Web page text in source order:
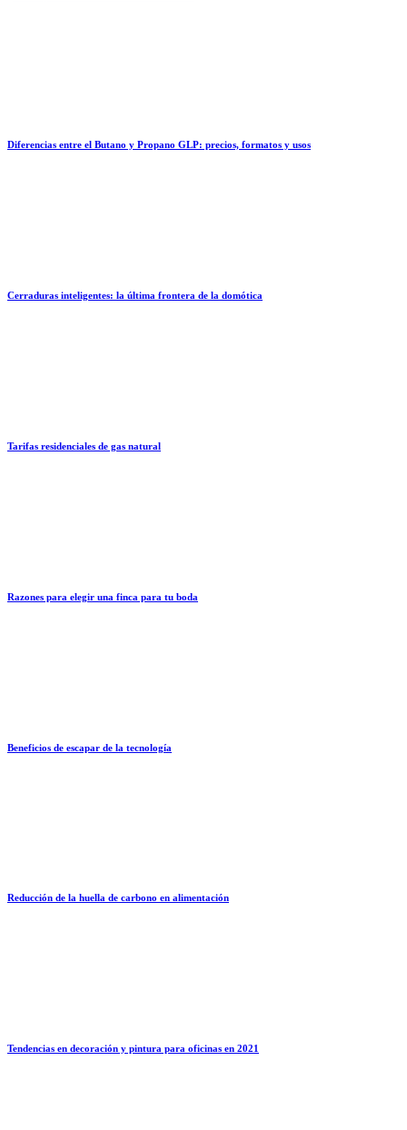
Diferencias entre el Butano y Propano GLP: precios, formatos y usos
Cerraduras inteligentes: la última frontera de la domótica
Tarifas residenciales de gas natural
Razones para elegir una finca para tu boda
Beneficios de escapar de la tecnología
Reducción de la huella de carbono en alimentación
Tendencias en decoración y pintura para oficinas en 2021